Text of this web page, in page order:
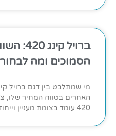
ברויל
הסמוכים ומה לבחור
420 עומד בצומת מעניין וייחודי בתוך הקטלוג של